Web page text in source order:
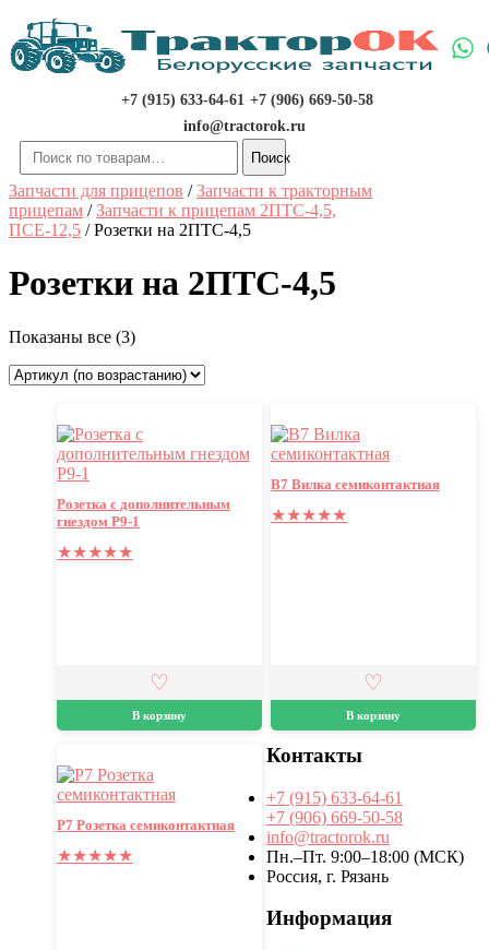
Перейти
содержимому
+7 (915) 633-64-61 +7 (906) 669-50-58
info@tractorok.ru
Искать:
Поиск
Запчасти для прицепов /Запчасти к тракторным
прицепам /Запчасти к прицепам 2ПТС-4,5,
ПСЕ-12,5 / Розетки на 2ПТС-4,5
Розетки на 2ПТС-4,5
Показаны все (3)
Розетка с дополнительным
гнездом Р9-1
★★★★★
В корзину
В7 Вилка семиконтактная
★★★★★
В корзину
Р7 Розетка семиконтактная
★★★★★
Контакты
+7 (915) 633-64-61
+7 (906) 669-50-58
info@tractorok.ru
Пн.–Пт. 9:00–18:00 (МСК)
Россия, г. Рязань
Информация